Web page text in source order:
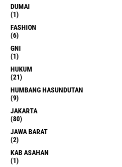
DUMAI
(1)
FASHION
(6)
GNI
(1)
HUKUM
(21)
HUMBANG HASUNDUTAN
(9)
JAKARTA
(80)
JAWA BARAT
(2)
KAB ASAHAN
(1)